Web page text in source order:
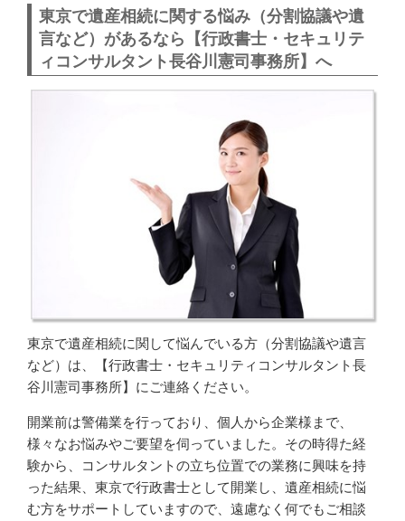
東京で遺産相続に関する悩み（分割協議や遺
言など）があるなら 【行政書士・セキュリテ
ィコンサルタント長谷川憲司事務所】へ
東京で遺産相続に関して悩んでいる方（分割協議や遺言
など）は、【行政書士・セキュリティコンサルタント長
谷川憲司事務所】にご連絡ください。
開業前は警備業を行っており、個人から企業様まで、
様々なお悩みやご要望を伺っていました。その時得た経
験から、コンサルタントの立ち位置での業務に興味を持
った結果、東京で行政書士として開業し、遺産相続に悩
む方をサポートしていますので、遠慮なく何でもご相談